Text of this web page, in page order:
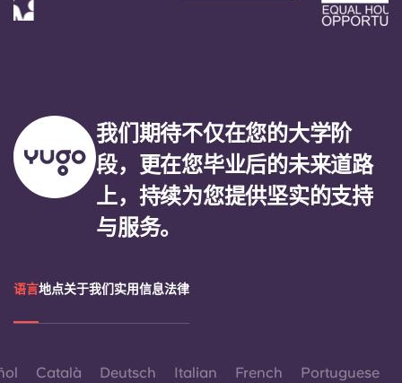
我们期待不仅在您的大学阶
段，更在您毕业后的未来道路
上，持续为您提供坚实的支持
与服务。
语言地点关于我们实用信息法律
Català Deutsch Italian French Portuguese